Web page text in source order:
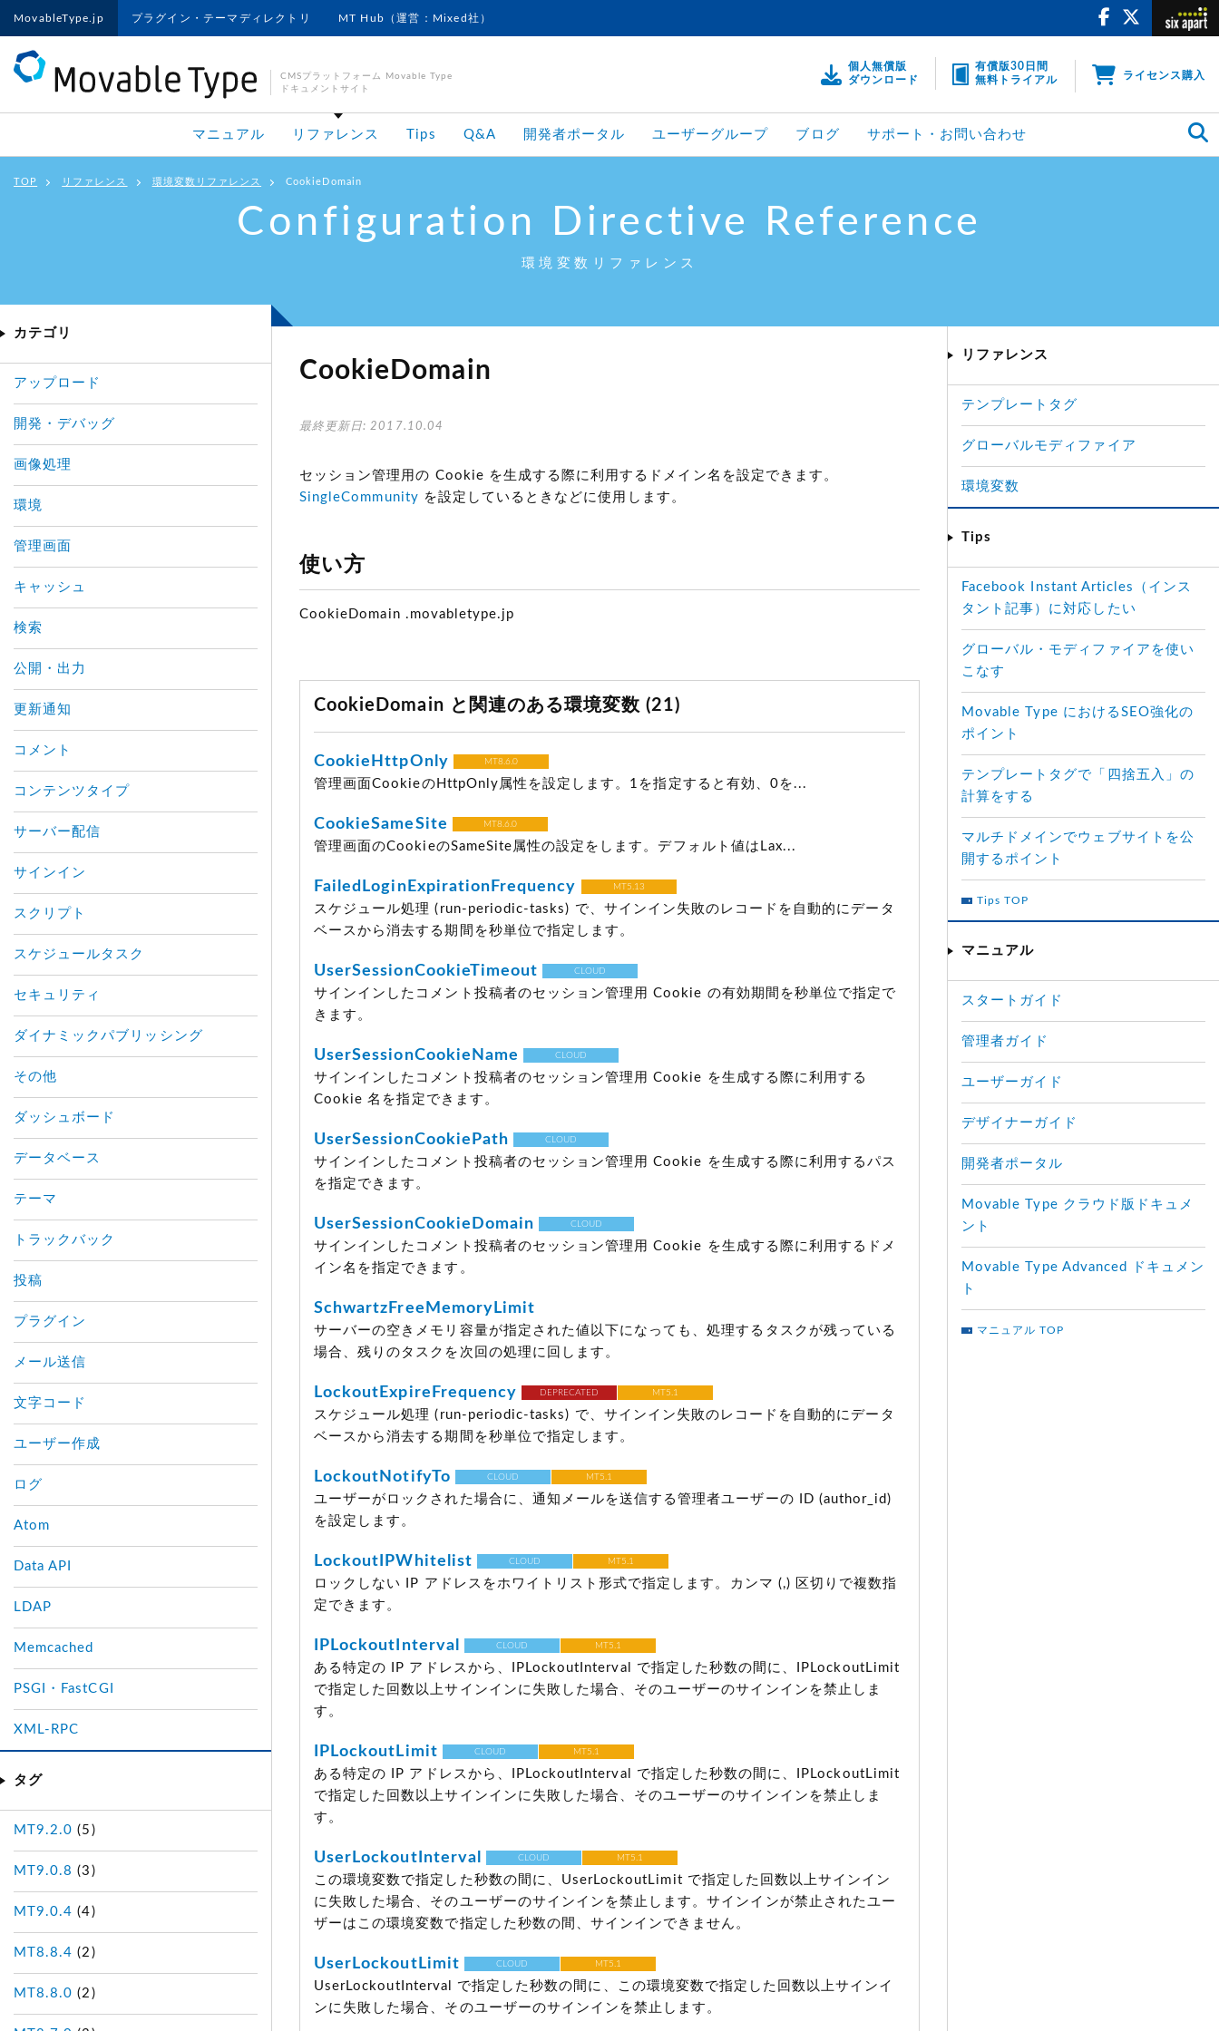
MovableType.jp プラグイン・テーマディレクトリ MT Hub（運営：Mixed社）
CMSプラットフォーム Movable Type
ドキュメントサイト
個人無償版
ダウンロード
有償版30日間
無料トライアル
ライセンス購入
マニュアル リファレンス Tips Q&A 開発者ポータル ユーザーグループ ブログ サポート・お問い合わせ
TOP リファレンス 環境変数リファレンス CookieDomain
Configuration Directive Reference
環境変数リファレンス
CookieDomain
最終更新日: 2017.10.04
セッション管理用の Cookie を生成する際に利用するドメイン名を設定できます。
SingleCommunity を設定しているときなどに使用します。
使い方
CookieDomain .movabletype.jp
CookieDomain と関連のある環境変数 (21)
CookieHttpOnly MT8.6.0
管理画面CookieのHttpOnly属性を設定します。1を指定すると有効、0を...
CookieSameSite MT8.6.0
管理画面のCookieのSameSite属性の設定をします。デフォルト値はLax...
FailedLoginExpirationFrequency MT5.13
スケジュール処理 (run-periodic-tasks) で、サインイン失敗のレコードを自動的にデータ
ベースから消去する期間を秒単位で指定します。
UserSessionCookieTimeout CLOUD
サインインしたコメント投稿者のセッション管理用 Cookie の有効期間を秒単位で指定で
きます。
UserSessionCookieName CLOUD
サインインしたコメント投稿者のセッション管理用 Cookie を生成する際に利用する
Cookie 名を指定できます。
UserSessionCookiePath CLOUD
サインインしたコメント投稿者のセッション管理用 Cookie を生成する際に利用するパス
を指定できます。
UserSessionCookieDomain CLOUD
サインインしたコメント投稿者のセッション管理用 Cookie を生成する際に利用するドメ
イン名を指定できます。
SchwartzFreeMemoryLimit
サーバーの空きメモリ容量が指定された値以下になっても、処理するタスクが残っている
場合、残りのタスクを次回の処理に回します。
LockoutExpireFrequency DEPRECATED MT5.1
スケジュール処理 (run-periodic-tasks) で、サインイン失敗のレコードを自動的にデータ
ベースから消去する期間を秒単位で指定します。
LockoutNotifyTo CLOUD MT5.1
ユーザーがロックされた場合に、通知メールを送信する管理者ユーザーの ID (author_id)
を設定します。
LockoutIPWhitelist CLOUD MT5.1
ロックしない IP アドレスをホワイトリスト形式で指定します。カンマ (,) 区切りで複数指
定できます。
IPLockoutInterval CLOUD MT5.1
ある特定の IP アドレスから、IPLockoutInterval で指定した秒数の間に、IPLockoutLimit
で指定した回数以上サインインに失敗した場合、そのユーザーのサインインを禁止しま
す。
IPLockoutLimit CLOUD MT5.1
ある特定の IP アドレスから、IPLockoutInterval で指定した秒数の間に、IPLockoutLimit
で指定した回数以上サインインに失敗した場合、そのユーザーのサインインを禁止しま
す。
UserLockoutInterval CLOUD MT5.1
この環境変数で指定した秒数の間に、UserLockoutLimit で指定した回数以上サインイン
に失敗した場合、そのユーザーのサインインを禁止します。サインインが禁止されたユー
ザーはこの環境変数で指定した秒数の間、サインインできません。
UserLockoutLimit CLOUD MT5.1
UserLockoutInterval で指定した秒数の間に、この環境変数で指定した回数以上サインイ
ンに失敗した場合、そのユーザーのサインインを禁止します。
カテゴリ
アップロード
開発・デバッグ
画像処理
環境
管理画面
キャッシュ
検索
公開・出力
更新通知
コメント
コンテンツタイプ
サーバー配信
サインイン
スクリプト
スケジュールタスク
セキュリティ
ダイナミックパブリッシング
その他
ダッシュボード
データベース
テーマ
トラックバック
投稿
プラグイン
メール送信
文字コード
ユーザー作成
ログ
Atom
Data API
LDAP
Memcached
PSGI・FastCGI
XML-RPC
タグ
MT9.2.0 (5)
MT9.0.8 (3)
MT9.0.4 (4)
MT8.8.4 (2)
MT8.8.0 (2)
リファレンス
テンプレートタグ
グローバルモディファイア
環境変数
Tips
Facebook Instant Articles（インス
タント記事）に対応したい
グローバル・モディファイアを使い
こなす
Movable Type におけるSEO強化の
ポイント
テンプレートタグで「四捨五入」の
計算をする
マルチドメインでウェブサイトを公
開するポイント
Tips TOP
マニュアル
スタートガイド
管理者ガイド
ユーザーガイド
デザイナーガイド
開発者ポータル
Movable Type クラウド版ドキュメ
ント
Movable Type Advanced ドキュメン
ト
マニュアル TOP